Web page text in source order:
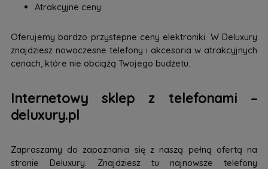
Atrakcyjne ceny
Oferujemy bardzo przystepne ceny elektroniki. W Deluxury
znajdziesz nowoczesne telefony i akcesoria w atrakcyjnych
cenach, które nie obciążą Twojego budżetu.
Internetowy sklep z telefonami –
deluxury.pl
Zapraszamy do zapoznania się z naszą pełną ofertą na
stronie Deluxury. Znajdziesz tu najnowsze telefony